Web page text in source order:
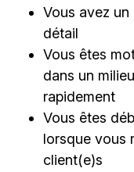
Vous avez un
détail
Vous êtes
dans un
rapidement
Vous êtes
lorsque vous
client(e)s